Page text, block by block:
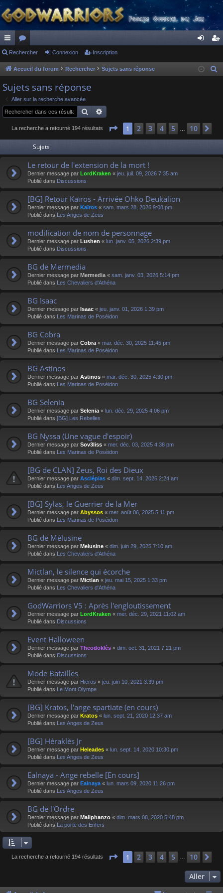
ac
co
ur
ci
s
or
u
s
ne cri
Rechercher Connexion Inscription
Accueil du forum Rechercher Sujets sans réponse
e
Sujets sans réponse
Aller sur la recherche avancée
Rechercher
La recherche a retourné 194 résultats Page 1sur 10
1 2 3 4 5 10
Sujets
Le retour de l'extension de la mort !
Dernier message par LordKraken « jeu. juil. 09, 2026 7:35 am
Publié dans Discussions
[BG] Retour Kaïros - Arrivée Ohko Deukalion
Dernier message par Kaïros « sam. mars 28, 2026 9:08 pm
Publié dans Les Anges de Zeus
modification de nom de personnage
Dernier message par Lushen « lun. janv. 05, 2026 2:39 pm
Publié dans Discussions
BG de Mermedia
Dernier message par Mermedia « sam. janv. 03, 2026 5:14 pm
Publié dans Les Chevaliers d'Athéna
BG Isaac
Dernier message par Isaac « jeu. janv. 01, 2026 1:39 pm
Publié dans Les Marinas de Poséidon
BG Cobra
Dernier message par Cobra « mar. déc. 30, 2025 11:45 pm
Publié dans Les Marinas de Poséidon
BG Astinos
Dernier message par Astinos « mar. déc. 30, 2025 4:30 pm
Publié dans Les Marinas de Poséidon
BG Selenia
Dernier message par Selenia « lun. déc. 29, 2025 4:06 pm
Publié dans [BG] Les Rebelles
BG Nyssa (Une vague d'espoir)
Dernier message par Sov3liss « mer. déc. 03, 2025 4:38 pm
Publié dans Les Marinas de Poséidon
[BG de CLAN] Zeus, Roi des Dieux
Dernier message par Asclépias « dim. sept. 14, 2025 2:24 am
Publié dans Les Anges de Zeus
[BG] Sylas, le Guerrier de la Mer
Dernier message par Abyssos « mer. août 06, 2025 5:11 pm
Publié dans Les Marinas de Poséidon
BG de Mélusine
Dernier message par Melusine « dim. juin 29, 2025 7:10 am
Publié dans Les Chevaliers d'Athéna
Mictlan, le silence qui écorche
Dernier message par Mictlan « jeu. mai 15, 2025 1:33 pm
Publié dans Les Chevaliers d'Athéna
GodWarriors V5 : Après l'engloutissement
Dernier message par LordKraken « mer. déc. 29, 2021 11:02 am
Publié dans Discussions
Event Halloween
Dernier message par Theodoklès « dim. oct. 31, 2021 7:21 pm
Publié dans Discussions
Mode Batailles
Dernier message par Hieros « jeu. juin 10, 2021 3:39 pm
Publié dans Le Mont Olympe
[BG] Kratos, l'ange spartiate (en cours)
Dernier message par Kratos « lun. sept. 21, 2020 12:37 am
Publié dans Les Anges de Zeus
[BG] Héraklès Jr
Dernier message par Heleades « lun. sept. 14, 2020 10:30 pm
Publié dans Les Anges de Zeus
Ealnaya - Ange rebelle [En cours]
Dernier message par Ealnaya « lun. mars 09, 2020 11:26 pm
Publié dans Les Anges de Zeus
BG de l'Ordre
Dernier message par Maliphanzo « dim. mars 08, 2020 5:48 pm
Publié dans La porte des Enfers
La recherche a retourné 194 résultats Page 1sur 10
1 2 3 4 5 10
Aller